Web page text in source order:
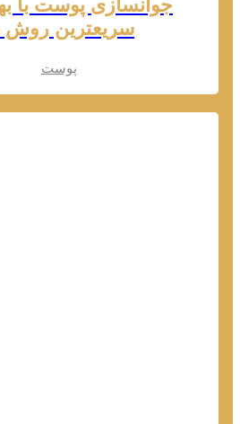
جوانسازی پوست با
سریعترین روش
پوست